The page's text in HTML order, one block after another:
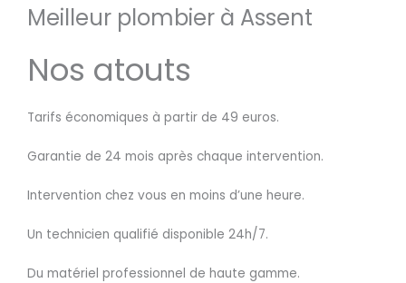
Meilleur plombier à Assent
Nos atouts
Tarifs économiques à partir de 49 euros.
Garantie de 24 mois après chaque intervention.
Intervention chez vous en moins d’une heure.
Un technicien qualifié disponible 24h/7.
Du matériel professionnel de haute gamme.